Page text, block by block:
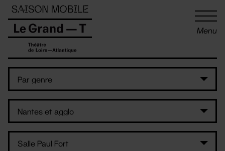
Menu
Panneau de gestion des cookies